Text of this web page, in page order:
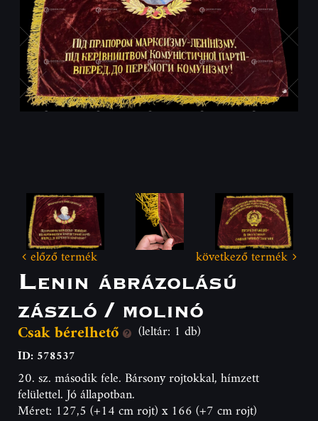
előző termék következő termék
Lenin ábrázolású
zászló / molinó
Csak bérelhető (leltár: 1 db)
ID: 578537
20. sz. második fele. Bársony rojtokkal, hímzett
felülettel. Jó állapotban.
Méret: 127,5 (+14 cm rojt) x 166 (+7 cm rojt)